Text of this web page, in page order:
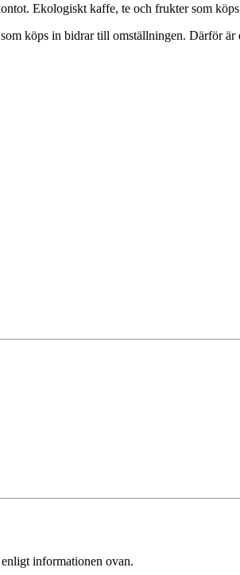
Ekologiskt kaffe, te och frukter som
köps in bidrar till omställningen. Därför
informationen ovan.